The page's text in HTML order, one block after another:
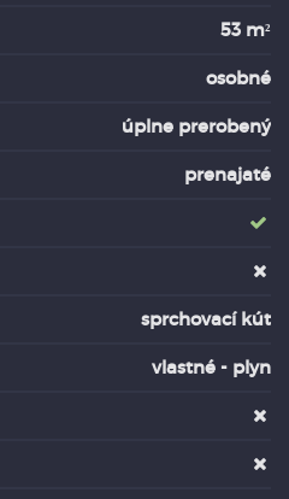
53 m²
osobné
úplne prerobený
prenajaté
sprchovací kút
vlastné - plyn